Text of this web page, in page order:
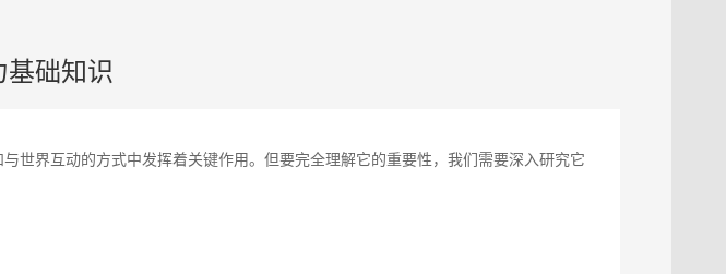
基础知识
世界互动的方式中发挥着关键作用。但要完全理解它的重要性，我们需要深入研究它